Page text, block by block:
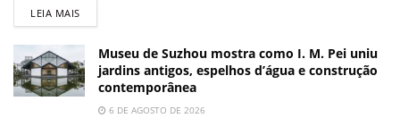
LEIA MAIS
Museu de Suzhou mostra como I. M. Pei uniu
jardins antigos, espelhos d’água e construção
contemporânea
6 DE AGOSTO DE 2026